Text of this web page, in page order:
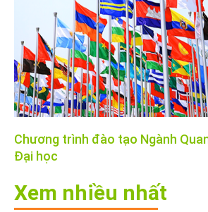
Chương trình đào tạo Ngành
Đại học
Xem nhiều nhất